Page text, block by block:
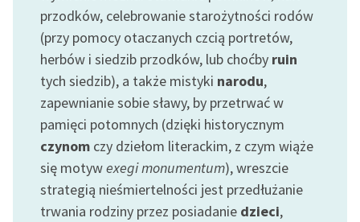
Popularyzacja
skandynawskiej literatury
feministycznej
Ręce pełne poezji
Kolekcje edukacyjne
twórców przechodzących
do domeny publicznej,
lektur szkolnych oraz
Starego Testamentu
przodków, celebrowanie starożytności rodów
(przy pomocy otaczanych czcią portretów,
herbów i siedzib przodków, lub choćby ruin
tych siedzib), a także mistyki narodu,
zapewnianie sobie sławy, by przetrwać w
pamięci potomnych (dzięki historycznym
czynom czy dziełom literackim, z czym wiąże
się motywexegi monumentum), wreszcie
strategią nieśmiertelności jest przedłużanie
trwania rodziny przez posiadanie dzieci,